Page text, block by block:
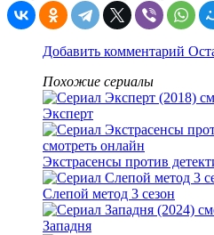
Добавить комментарий
Похожие сериалы
Эксперт
Экстрасенсы против
Слепой метод 3 сезон
Западня